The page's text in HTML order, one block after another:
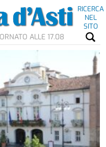
RICERCA
NEL
SITO
ALLE 17.08